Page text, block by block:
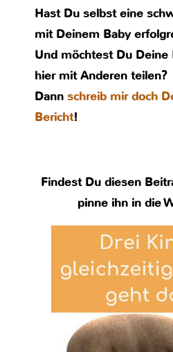
Hast Du selbst eine
mit Deinem Baby
Und möchtest Du Deine
hier mit Anderen teilen?
Dann schreib mir doch
Bericht!
Findest Du diesen
pinne ihn in die